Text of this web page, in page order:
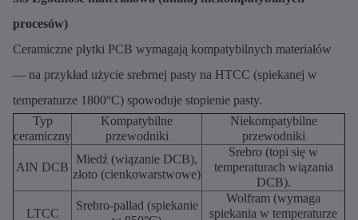
procesów)
Ceramiczne płytki PCB wymagają kompatybilnych materiałów
— na przykład użycie srebrnej pasty na HTCC (spiekanej w
temperaturze 1800°C) spowoduje stopienie pasty.
Typ
ceramiczny
Kompatybilne
przewodniki
Niekompatybilne
przewodniki
AlN DCB
Miedź (wiązanie DCB),
złoto (cienkowarstwowe)
Srebro (topi się w
temperaturach wiązania
DCB).
LTCC
Srebro-pallad (spiekanie
Wolfram (wymaga
spiekania w temperaturze